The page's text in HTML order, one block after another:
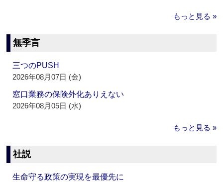
もっと見る »
無季言
三つのPUSH
2026年08月07日 (金)
窓口業務の保険外化ありえない
2026年08月05日 (水)
もっと見る »
社説
生命守る政策の実現を最優先に